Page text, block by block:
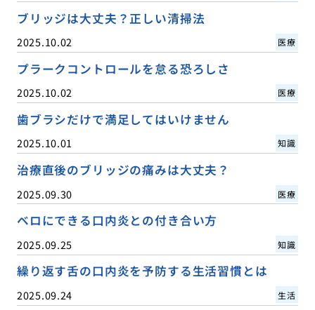
ブリッジは大丈夫？正しい清掃法
2025.10.02 医療
プラークコントロールを怠る恐ろしさ
2025.10.02 医療
歯ブラシだけで満足してはいけません
2025.10.01 知識
治療直後のブリッジの痛みは大丈夫？
2025.09.30 医療
ベロにできる口内炎との付き合い方
2025.09.25 知識
繰り返す舌の口内炎を予防する生活習慣とは
2025.09.24 生活